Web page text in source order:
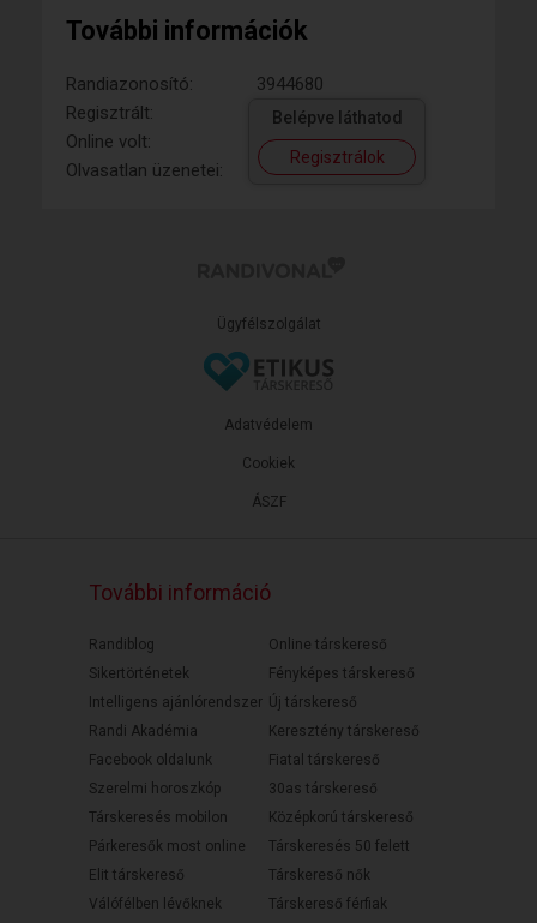
További információk
Randiazonosító:
3944680
Regisztrált:
Online volt:
Olvasatlan üzenetei:
Belépve láthatod
Regisztrálok
Ügyfélszolgálat
ÁSZF
Adatvédelem
Cookiek
További információ
Randiblog
Sikertörténetek
Intelligens ajánlórendszer
Randi Akadémia
Facebook oldalunk
Szerelmi horoszkóp
Társkeresés mobilon
Párkeresők most online
Elit társkereső
Válófélben lévőknek
Online társkereső
Fényképes társkereső
Új társkereső
Keresztény társkereső
Fiatal társkereső
30as társkereső
Középkorú társkereső
Társkeresés 50 felett
Társkereső nők
Társkereső férfiak